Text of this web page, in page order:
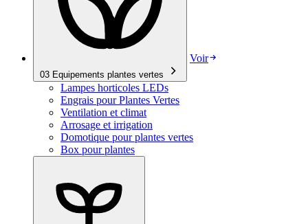
03 Equipements plantes vertes
Voir
Lampes horticoles LEDs
Engrais pour Plantes Vertes
Ventilation et climat
Arrosage et irrigation
Domotique pour plantes vertes
Box pour plantes